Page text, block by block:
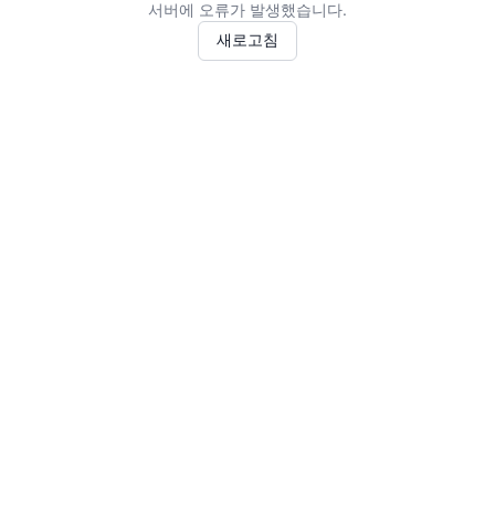
서버에 오류가 발생했습니다.
새로고침